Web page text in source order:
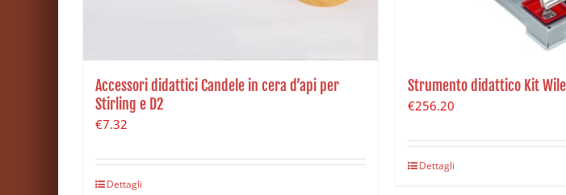
Accessori didattici Candele in cera d’api per
Stirling e D2
€7.32
Dettagli
Strumento didattico Kit
€256.20
Dettagli